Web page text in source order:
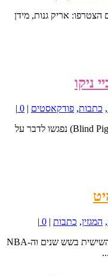
אריק גנות, מידן
ניקו
, כתבות, פודקאסטים |
0
|
אור עמית ואודי הירש (הדיסקו, Blind Pig Basketball) נפגשו לדבר על
, המגזין, כתבות |
0
|
אליפות של הסלטיקס הפכה אותם לאלופה השישית בשש שנים וה-NBA